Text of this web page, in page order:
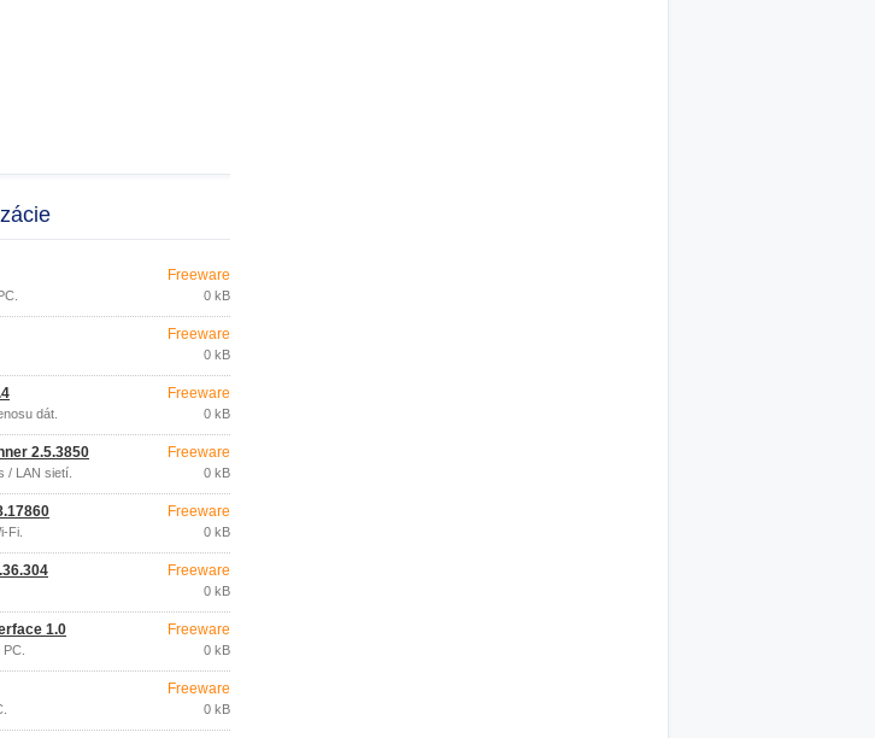
Freeware
0 kB
Freeware
0 kB
dát.
Freeware
0 kB
2.5.3850
/ LAN sietí.
Freeware
0 kB
Fi.
Freeware
0 kB
Freeware
0 kB
1.0 Freeware
0 kB
Freeware
0 kB